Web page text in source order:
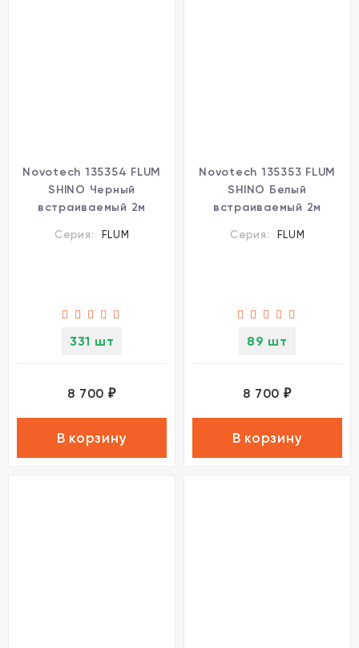
Novotech 135354 FLUM
SHINO Черный
встраиваемый 2м
шинопровод для
4шт в комплекте,
гарпуна в комплекте,
Серия: FLUM
331 шт
8 700 ₽
В корзину
Novotech 135353 FLUM
SHINO Белый
встраиваемый 2м
шинопровод для
4шт в комплекте,
гарпуна в комплекте,
Серия: FLUM
89 шт
8 700 ₽
В корзину